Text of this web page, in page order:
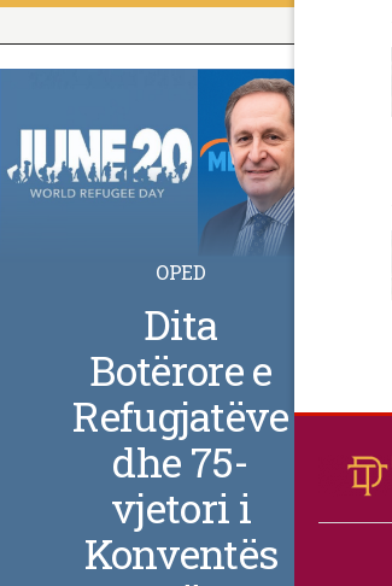
OPED
Dita
Botërore e
Refugjatëve
dhe 75-
vjetori i
Konventës